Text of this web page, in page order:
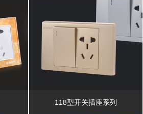
118型开关插座系列